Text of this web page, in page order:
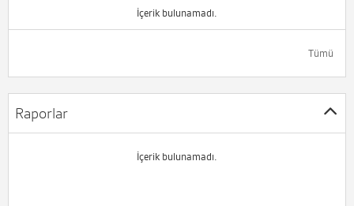
İçerik bulunamadı.
Tümü
Raporlar
İçerik bulunamadı.